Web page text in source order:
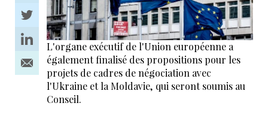
L'organe exécutif de l'Union européenne a
également finalisé des propositions pour les
projets de cadres de négociation avec
l'Ukraine et la Moldavie, qui seront soumis au
Conseil.